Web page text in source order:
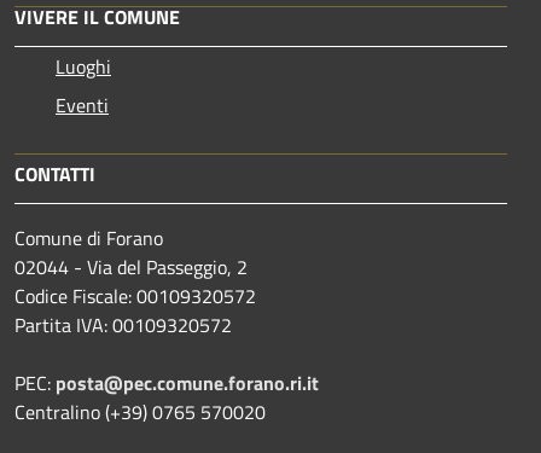
VIVERE IL COMUNE
Luoghi
Eventi
CONTATTI
Comune di Forano
02044 - Via del Passeggio, 2
Codice Fiscale: 00109320572
Partita IVA: 00109320572
PEC: posta@pec.comune.forano.ri.it
Centralino (+39) 0765 570020